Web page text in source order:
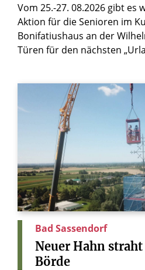
Vom 25.-27. 08.2026 gibt es
Aktion für die Senioren im
Bonifatiushaus an der
Türen für den nächsten
Bad Sassendorf
Neuer Hahn straht
Börde